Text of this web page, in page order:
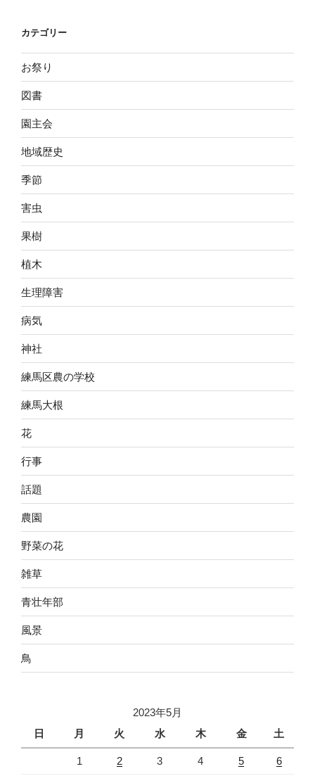
カテゴリー
お祭り
図書
園主会
地域歴史
季節
害虫
果樹
植木
生理障害
病気
神社
練馬区農の学校
練馬大根
花
行事
話題
農園
野菜の花
雑草
青壮年部
風景
鳥
2023年5月
日
月 火 水 木 金 土
1 2 3 4 5 6